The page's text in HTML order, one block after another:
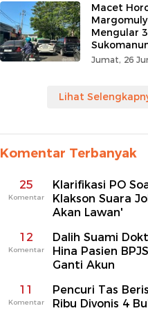
Macet
Mengular
Jumat, 26
Lihat
Komentar Terbanyak
25
Komentar
Klarifikasi PO
Klakson Suara
Akan Lawan'
12
Komentar
Dalih Suami
Hina Pasien
Ganti Akun
11
Komentar
Pencuri Tas
Ribu Divonis 4